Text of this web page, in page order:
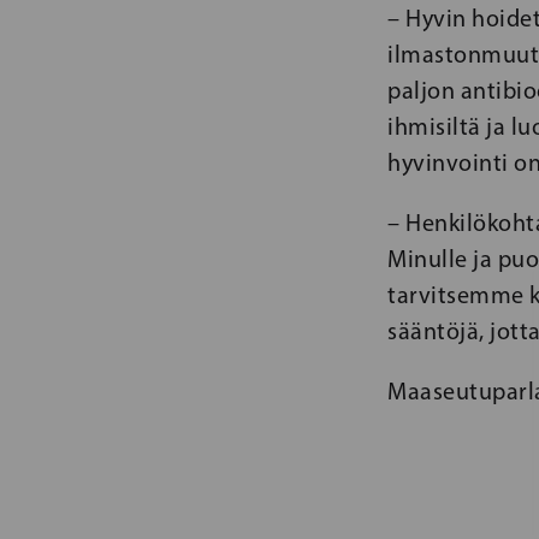
– Hyvin
paljon
ihmisiltä ja
hyvinvointi
–
Minulle ja
tarvitsemme
sääntöjä,